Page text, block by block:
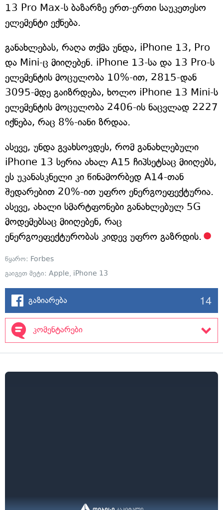
13 Pro Max-ს ბაზარზე ერთ-ერთი საუკეთესო
ელემენტი ექნება.
განახლებას, რაღა თქმა უნდა, iPhone 13, Pro
და Mini-ც მიიღებენ. iPhone 13-სა და 13 Pro-ს
ელემენტის მოცულობა 10%-ით, 2815-დან
3095-მდე გაიზრდება, ხოლო iPhone 13 Mini-ს
ელემენტის მოცულობა 2406-ის ნაცვლად 2227
იქნება, რაც 8%-იანი ზრდაა.
ასევე, უნდა გვახსოვდეს, რომ განახლებული
iPhone 13 სერია ახალ A15 ჩიპსეტსაც მიიღებს,
ეს უკანასკნელი კი წინამორბედ A14-თან
შედარებით 20%-ით უფრო ენერგოეფექტურია.
ასევე, ახალი სმარტფონები განახლებულ 5G
მოდემებსაც მიიღებენ, რაც
ენერგოეფექტურობას კიდევ უფრო გაზრდის.
წყარო: Forbes
გაიგეთ მეტი: Apple, iPhone 13
გაზიარება 14
კომენტარები